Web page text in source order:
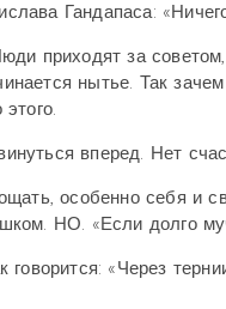
Гандапаса:
приходят за
нытье. Так
вперед. Нет
особенно себя
НО. «Если долго
говорится: «Через